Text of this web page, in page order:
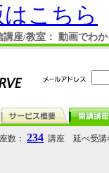
こちら
講座/教室： 動画でわ
数： 234 講座 延べ受講